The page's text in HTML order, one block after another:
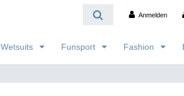
Anmelden
Wetsuits Funsport Fashion